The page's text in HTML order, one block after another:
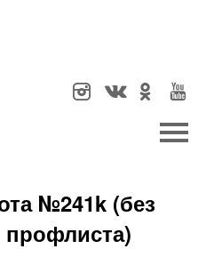
№241k (без
профлиста)